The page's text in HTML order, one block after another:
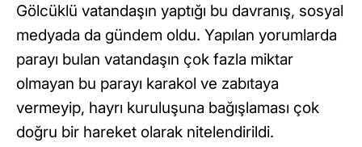
Gölcüklü vatandaşın yaptığı bu davranış, sosyal
medyada da gündem oldu. Yapılan yorumlarda
parayı bulan vatandaşın çok fazla miktar
olmayan bu parayı karakol ve zabıtaya
vermeyip, hayrı kuruluşuna bağışlaması çok
doğru bir hareket olarak nitelendirildi.